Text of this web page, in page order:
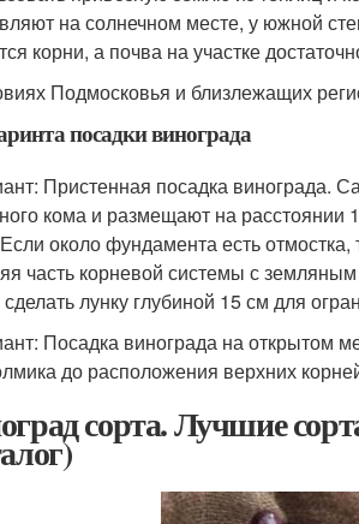
на солнечном месте, у южной
корни, а почва на участке
Подмосковья и близлежащих
посадки винограда
Пристенная посадка винограда.
кома и размещают на расстоянии
около фундамента есть
часть корневой системы с
лунку глубиной 15 см для
Посадка винограда на открытом
до расположения верхних
сорта. Лучшие